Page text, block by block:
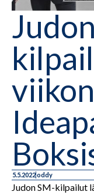
5.5.2022oddy
Judon SM-kilpailut